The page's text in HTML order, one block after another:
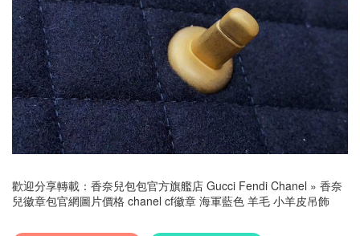
歡迎分享轉載： 香奈兒包包官方旗艦店 Gucci Fendi Chanel » 香奈
兒徽章包官網圖片價格 chanel cf徽章 海軍藍色 羊毛 小羊皮吊飾